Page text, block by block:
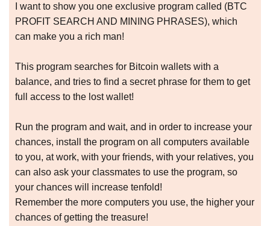
I want to show you one exclusive program called (BTC
PROFIT SEARCH AND MINING PHRASES), which
can make you a rich man!
This program searches for Bitcoin wallets with a
balance, and tries to find a secret phrase for them to get
full access to the lost wallet!
Run the program and wait, and in order to increase your
chances, install the program on all computers available
to you, at work, with your friends, with your relatives, you
can also ask your classmates to use the program, so
your chances will increase tenfold!
Remember the more computers you use, the higher your
chances of getting the treasure!